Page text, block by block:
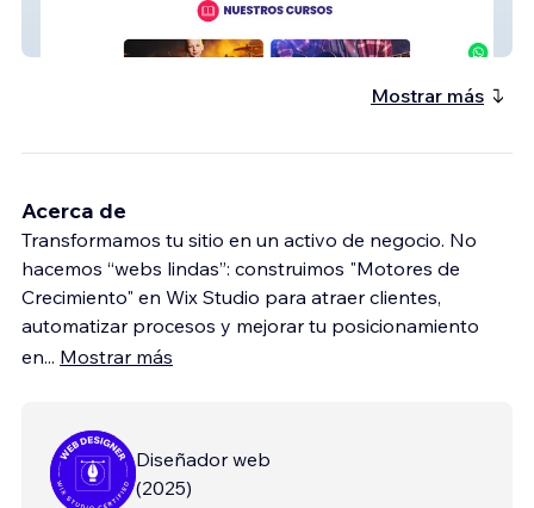
armonium
Mostrar más
Acerca de
Transformamos tu sitio en un activo de negocio. No
hacemos “webs lindas”: construimos "Motores de
Crecimiento" en Wix Studio para atraer clientes,
automatizar procesos y mejorar tu posicionamiento
en... Mostrar más
Diseñador web
(2025)